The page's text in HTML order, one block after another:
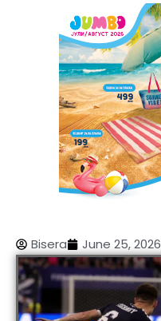
Bisera June 25, 2026